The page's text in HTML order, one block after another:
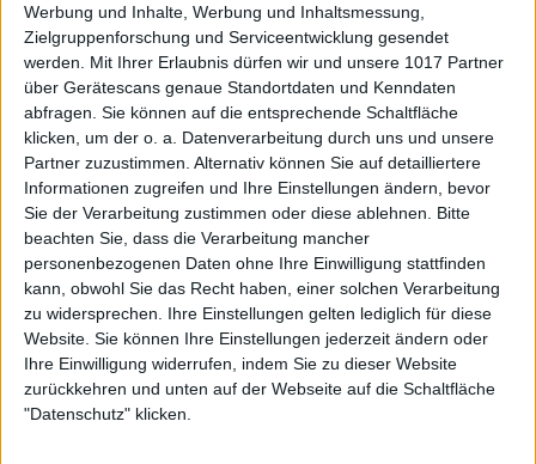
Werbung und Inhalte, Werbung und Inhaltsmessung,
Zielgruppenforschung und Serviceentwicklung gesendet
werden.
Mit Ihrer Erlaubnis dürfen wir und unsere 1017 Partner
über Gerätescans genaue Standortdaten und Kenndaten
abfragen. Sie können auf die entsprechende Schaltfläche
klicken, um der o. a. Datenverarbeitung durch uns und unsere
Partner zuzustimmen. Alternativ können Sie auf detailliertere
Informationen zugreifen und Ihre Einstellungen ändern, bevor
Sie der Verarbeitung zustimmen oder diese ablehnen.
Bitte
beachten Sie, dass die Verarbeitung mancher
personenbezogenen Daten ohne Ihre Einwilligung stattfinden
kann, obwohl Sie das Recht haben, einer solchen Verarbeitung
zu widersprechen. Ihre Einstellungen gelten lediglich für diese
Website. Sie können Ihre Einstellungen jederzeit ändern oder
Ihre Einwilligung widerrufen, indem Sie zu dieser Website
zurückkehren und unten auf der Webseite auf die Schaltfläche
"Datenschutz" klicken.